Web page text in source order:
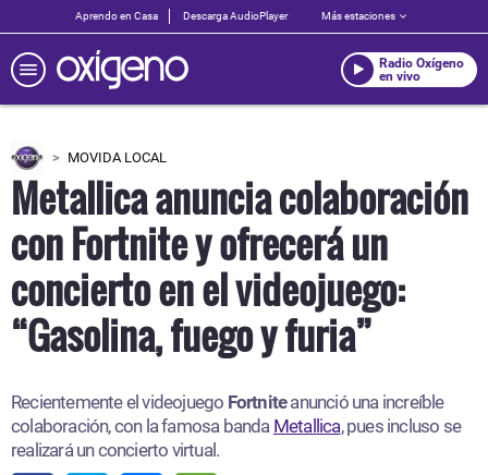
Aprendo en Casa Descarga AudioPlayer Más estaciones
Radio Oxígeno
en vivo
MOVIDA LOCAL
Metallica anuncia colaboración
con Fortnite y ofrecerá un
concierto en el videojuego:
“Gasolina, fuego y furia”
Recientemente el videojuego Fortniteanunció una increíble
colaboración, con la famosa banda Metallica, pues incluso se
realizará un concierto virtual.